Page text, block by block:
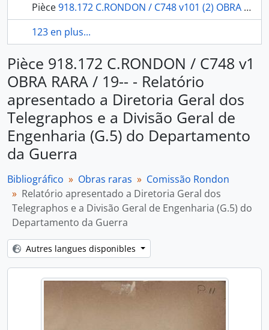
Pièce918.172 C.RONDON / C748 v101 (2) OBRA RARA / 1947 - A influência do índio na linguagem brasileira conferência: proferida pelo Prof. Nelson de Senna da Universidade de Minas Gerais, na sessão de encerramento da Semana do Índio, a 30 de abril de 1946.
123 en plus...
Pièce 918.172 C.RONDON / C748 v1
OBRA RARA / 19-- - Relatório
apresentado a Diretoria Geral dos
Telegraphos e a Divisão Geral de
Engenharia (G.5) do Departamento
da Guerra
Bibliográfico Obras raras
Comissão Rondon
Relatório apresentado a Diretoria Geral dos
Telegraphos e a Divisão Geral de Engenharia (G.5) do
Departamento da Guerra
Autres langues disponibles